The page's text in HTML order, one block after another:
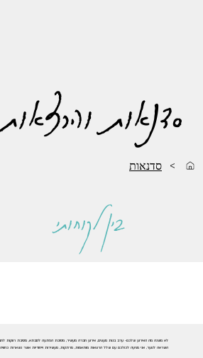
> סדנאות
סדנאות והרצאות
בין לקוחותי
לא משנה מה האירוע שלכם- ערב בנות מעצים, אירוע חברה מעשיר, מסיבת הפתעה לסבתא, מסיבת רווקות
השראה לנוער, אני מגיעה לכולכם עם שלל הרצאות מותאמות, מרתקות, מעשירות וייחודיות אשר נשארות